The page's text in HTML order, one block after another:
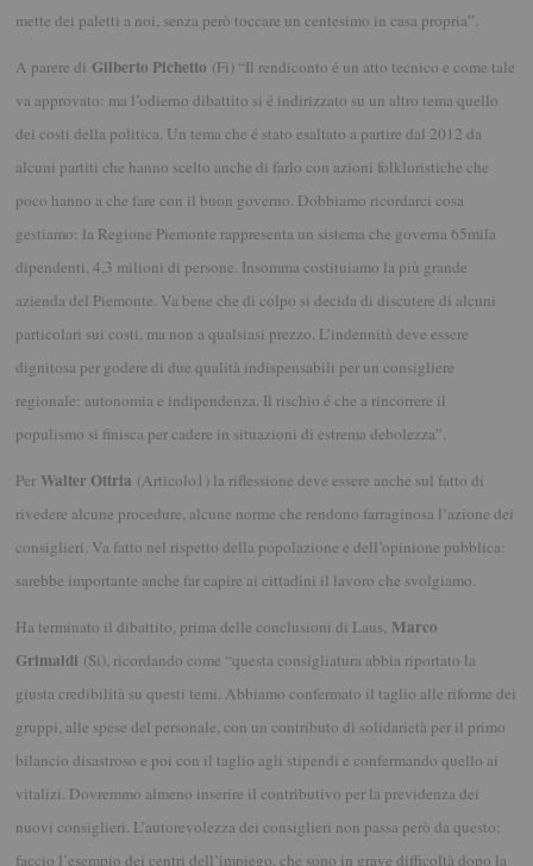
mette dei paletti a noi, senza però toccare un centesimo in casa propria”.
A parere di Gilberto Pichetto (Fi) “Il rendiconto é un atto tecnico e come tale
va approvato: ma l’odierno dibattito si é indirizzato su un altro tema quello
dei costi della politica. Un tema che é stato esaltato a partire dal 2012 da
alcuni partiti che hanno scelto anche di farlo con azioni folkloristiche che
poco hanno a che fare con il buon governo. Dobbiamo ricordarci cosa
gestiamo: la Regione Piemonte rappresenta un sistema che governa 65mila
dipendenti, 4,3 milioni di persone. Insomma costituiamo la più grande
azienda del Piemonte. Va bene che di colpo si decida di discutere di alcuni
particolari sui costi, ma non a qualsiasi prezzo. L’indennità deve essere
dignitosa per godere di due qualità indispensabili per un consigliere
regionale: autonomia e indipendenza. Il rischio é che a rincorrere il
populismo si finisca per cadere in situazioni di estrema debolezza”.
Per Walter Ottria (Articolo1) la riflessione deve essere anche sul fatto di
rivedere alcune procedure, alcune norme che rendono farraginosa l’azione dei
consiglieri. Va fatto nel rispetto della popolazione e dell’opinione pubblica:
sarebbe importante anche far capire ai cittadini il lavoro che svolgiamo.
Ha terminato il dibattito, prima delle conclusioni di Laus, Marco
Grimaldi (Si), ricordando come “questa consigliatura abbia riportato la
giusta credibilità su questi temi. Abbiamo confermato il taglio alle riforme dei
gruppi, alle spese del personale, con un contributo di solidarietà per il primo
bilancio disastroso e poi con il taglio agli stipendi e confermando quello ai
vitalizi. Dovremmo almeno inserire il contributivo per la previdenza dei
nuovi consiglieri. L’autorevolezza dei consiglieri non passa però da questo:
faccio l’esempio dei centri dell’impiego, che sono in grave difficoltà dopo la